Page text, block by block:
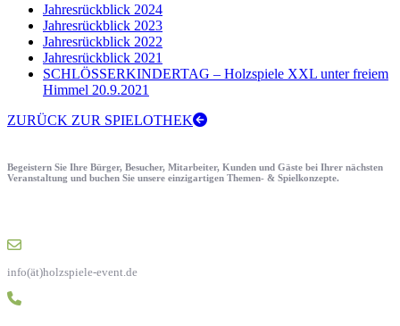
Jahresrückblick 2024
Jahresrückblick 2023
Jahresrückblick 2022
Jahresrückblick 2021
SCHLÖSSERKINDERTAG – Holzspiele XXL unter freiem
Himmel 20.9.2021
ZURÜCK ZUR SPIELOTHEK
Begeistern Sie Ihre Bürger, Besucher, Mitarbeiter, Kunden und Gäste bei Ihrer nächsten
Veranstaltung und buchen Sie unsere einzigartigen Themen- & Spielkonzepte.
info(ät)holzspiele-event.de